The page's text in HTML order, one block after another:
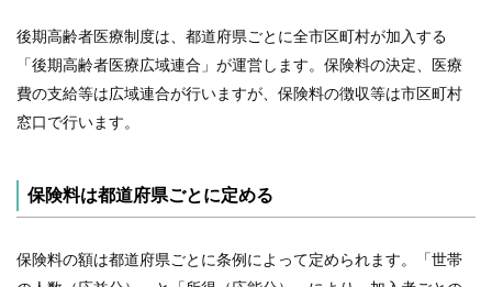
事
業
各
種
申
書
一
後期高齢者医療制度は、都道府県ごとに全市区町村が加入する
「後期高齢者医療広域連合」が運営します。保険料の決定、医療
費の支給等は広域連合が行いますが、保険料の徴収等は市区町村
窓口で行います。
保険料は都道府県ごとに定める
保険料の額は都道府県ごとに条例によって定められます。「世帯